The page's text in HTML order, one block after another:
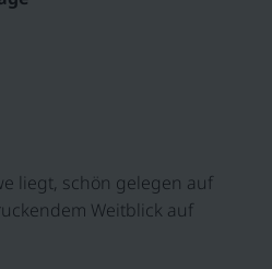
liegt, schön gelegen auf
Weitblick auf